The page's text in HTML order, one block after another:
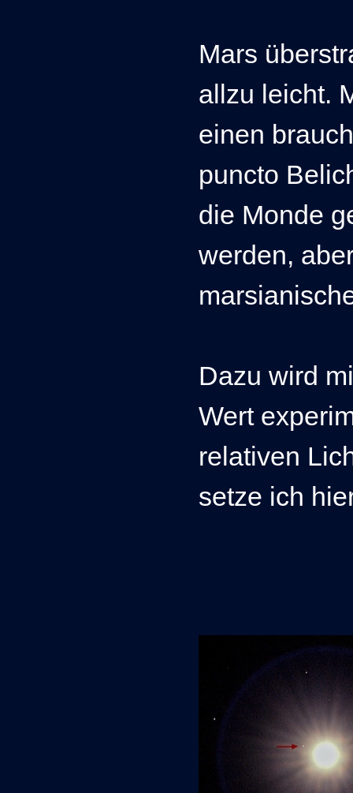
Mars
allzu leicht.
einen
puncto
die Monde
werden,
Dazu wird
Wert
relativen
setze ich